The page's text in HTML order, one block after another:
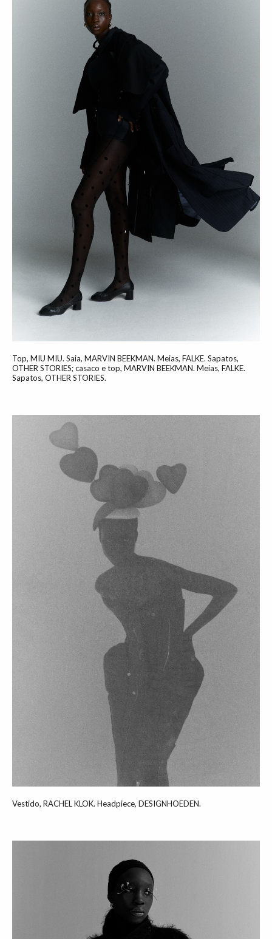
Top, MIU MIU. Saia, MARVIN BEEKMAN. Meias, FALKE. Sapatos,
OTHER STORIES; casaco e top, MARVIN BEEKMAN. Meias, FALKE.
Sapatos, OTHER STORIES.
Vestido, RACHEL KLOK. Headpiece, DESIGNHOEDEN.